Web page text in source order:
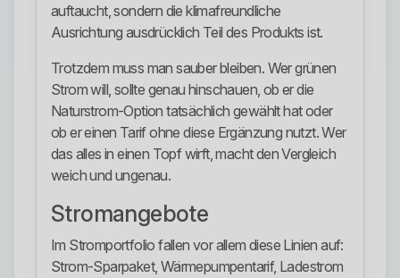
auftaucht, sondern die klimafreundliche
Ausrichtung ausdrücklich Teil des Produkts ist.
Trotzdem muss man sauber bleiben. Wer grünen
Strom will, sollte genau hinschauen, ob er die
Naturstrom-Option tatsächlich gewählt hat oder
ob er einen Tarif ohne diese Ergänzung nutzt. Wer
das alles in einen Topf wirft, macht den Vergleich
weich und ungenau.
Stromangebote
Im Stromportfolio fallen vor allem diese Linien auf:
Strom-Sparpaket, Wärmepumpentarif, Ladestrom